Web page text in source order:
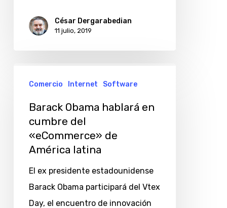
César Dergarabedian
11 julio, 2019
Obama
hablará
cumbre
«eCommerce»
América
Comercio Internet Software
Barack Obama hablará en
cumbre del
«eCommerce» de
América latina
El ex presidente estadounidense
Barack Obama participará del Vtex
Day, el encuentro de innovación